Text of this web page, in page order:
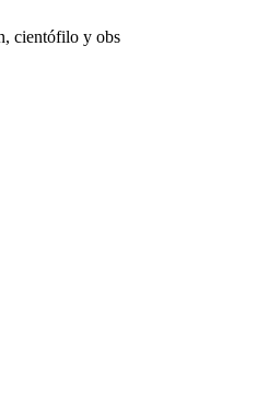
cientófilo y obs